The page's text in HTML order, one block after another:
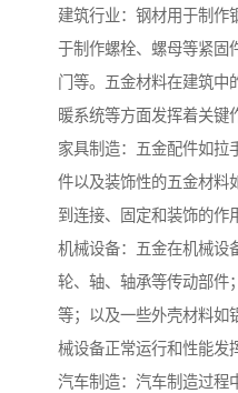
建筑行业：钢材用于制作
于制作螺栓、螺母等紧固
门等。五金材料在建筑中
暖系统等方面发挥着关键
家具制造：五金配件如拉
件以及装饰性的五金材料
到连接、固定和装饰的作
机械设备：五金在机械设
轮、轴、轴承等传动部件
等；以及一些外壳材料如
械设备正常运行和性能发
汽车制造：汽车制造过程